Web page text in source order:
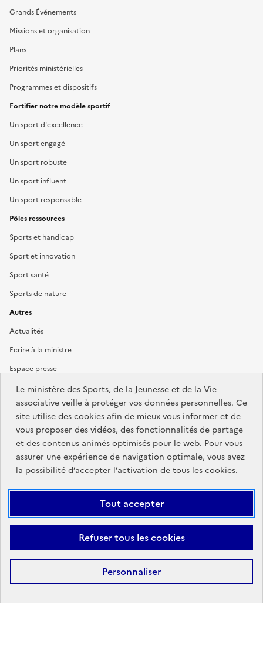
Grands Événements
Missions et organisation
Plans
Priorités ministérielles
Programmes et dispositifs
Fortifier notre modèle sportif
Un sport d'excellence
Un sport engagé
Un sport robuste
Un sport influent
Un sport responsable
Pôles ressources
Sports et handicap
Sport et innovation
Sport santé
Sports de nature
Autres
Actualités
Ecrire à la ministre
Espace presse
MINISTÈRE
DES SPORTS,
DE LA JEUNESSE
ET DE LA VIE ASSOCIATIVE
Découvrez également jeunes.gouv.fr et education.gouv.fr.
Liens
institutionnels
info.gouv.fr
service-public.gouv.fr
légifrance.gouv.fr
data.gouv.fr
légaux
Le ministère des Sports, de la Jeunesse et de la Vie
associative veille à protéger vos données personnelles. Ce
site utilise des cookies afin de mieux vous informer et de
vous proposer des vidéos, des fonctionnalités de partage
et des contenus animés optimisés pour le web. Pour vous
assurer une expérience de navigation optimale, vous avez
la possibilité d’accepter l’activation de tous les cookies.
Tout accepter
Refuser tous les cookies
Personnaliser